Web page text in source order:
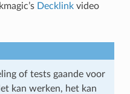
Decklinkvideo
of tests gaande voor
kan werken, het kan